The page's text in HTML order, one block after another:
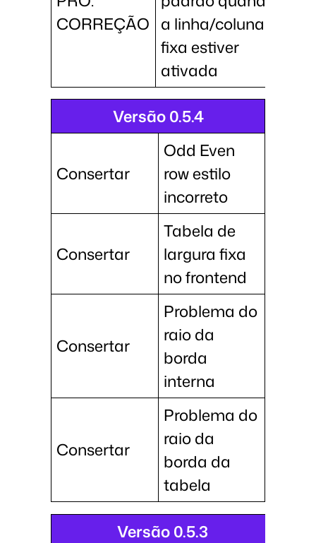
CORREÇÃO a linha/coluna
fixa estiver
ativada
Versão 0.5.4
Consertar
Odd Even
row estilo
incorreto
Consertar
Tabela de
largura fixa
no frontend
Consertar
Problema do
raio da
borda
interna
Consertar
Problema do
raio da
borda da
tabela
Versão 0.5.3